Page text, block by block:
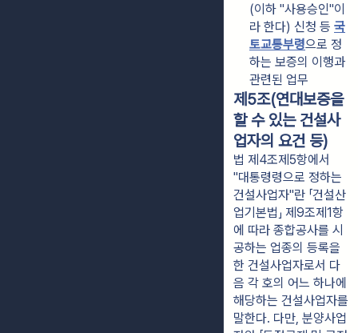
(이하 "사용승인"이
라 한다) 신청 등 국
토교통부령으로 정
하는 보증의 이행과
관련된 업무
제5조(연대보증을
할 수 있는 건설사
업자의 요건 등)
법 제4조제5항에서
"대통령령으로 정하는
건설사업자"란 「건설산
업기본법」 제9조제1항
에 따라 종합공사를 시
공하는 업종의 등록을
한 건설사업자로서 다
음 각 호의 어느 하나에
해당하는 건설사업자를
말한다. 다만, 분양사업